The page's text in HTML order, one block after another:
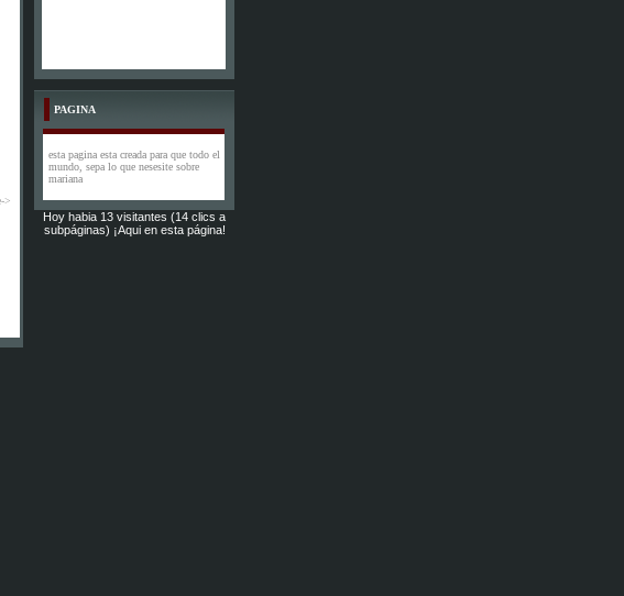
>
PAGINA
esta pagina esta creada para que todo el
mundo, sepa lo que nesesite sobre
mariana
Hoy habia 13 visitantes (14 clics a
subpáginas) ¡Aqui en esta página!